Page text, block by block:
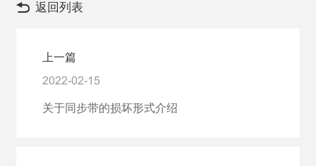
返回列表
上一篇
2022-02-15
关于同步带的损坏形式介绍